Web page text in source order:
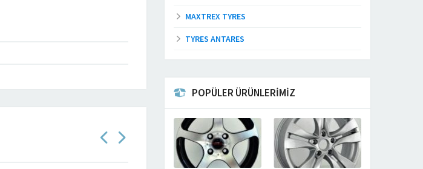
MAXTREX TYRES
TYRES ANTARES
POPÜLER ÜRÜNLERİMİZ